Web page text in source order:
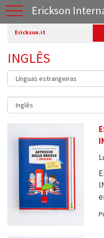
Erickson
Erickson.it
INGLÊS